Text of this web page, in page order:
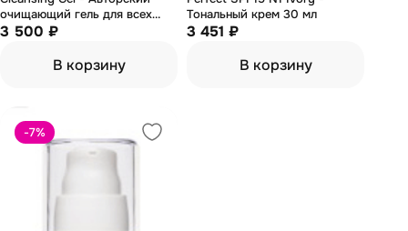
очищающий гель для всех
типов кожи 120 мл
3 500 ₽
В корзину
Тональный крем 30 мл
3 451 ₽
В корзину
-7%